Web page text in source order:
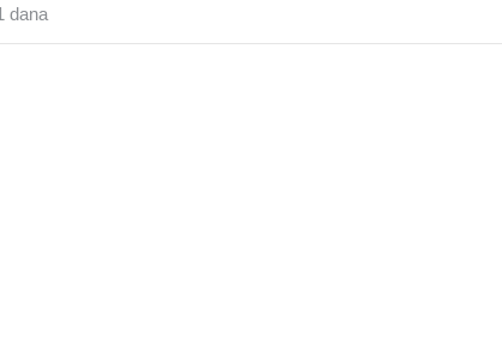
dana